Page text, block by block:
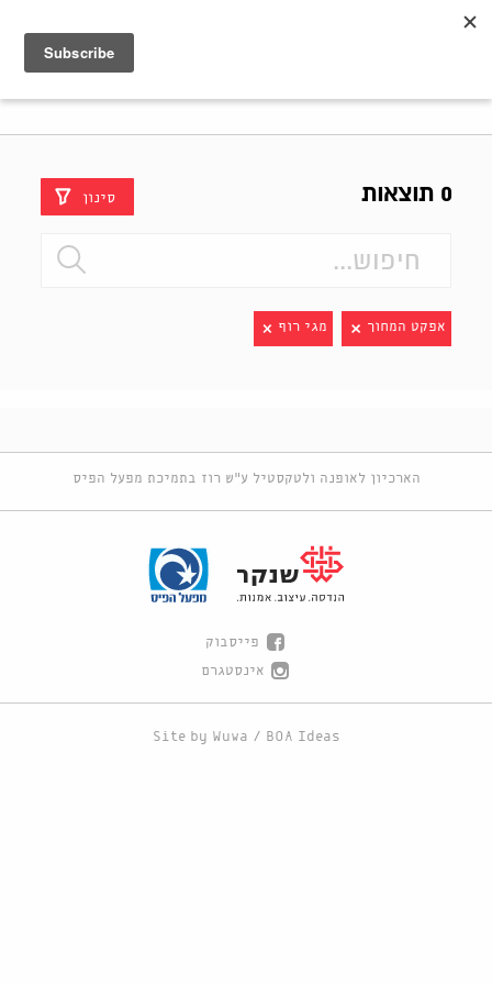
0 תוצאות סינון
אפקט המחוך מגי רוף
הארכיון לאופנה ולטקסטיל ע"ש רוז בתמיכת מפעל הפיס
פייסבוק
אינסטגרם
Site by Wuwa / BOA Ideas